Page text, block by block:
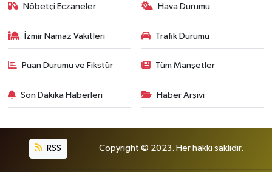
Nöbetçi Eczaneler Hava Durumu
İzmir Namaz Vakitleri Trafik Durumu
Puan Durumu ve Fikstür Tüm Manşetler
Son Dakika Haberleri Haber Arşivi
RSS Copyright © 2023. Her hakkı saklıdır.